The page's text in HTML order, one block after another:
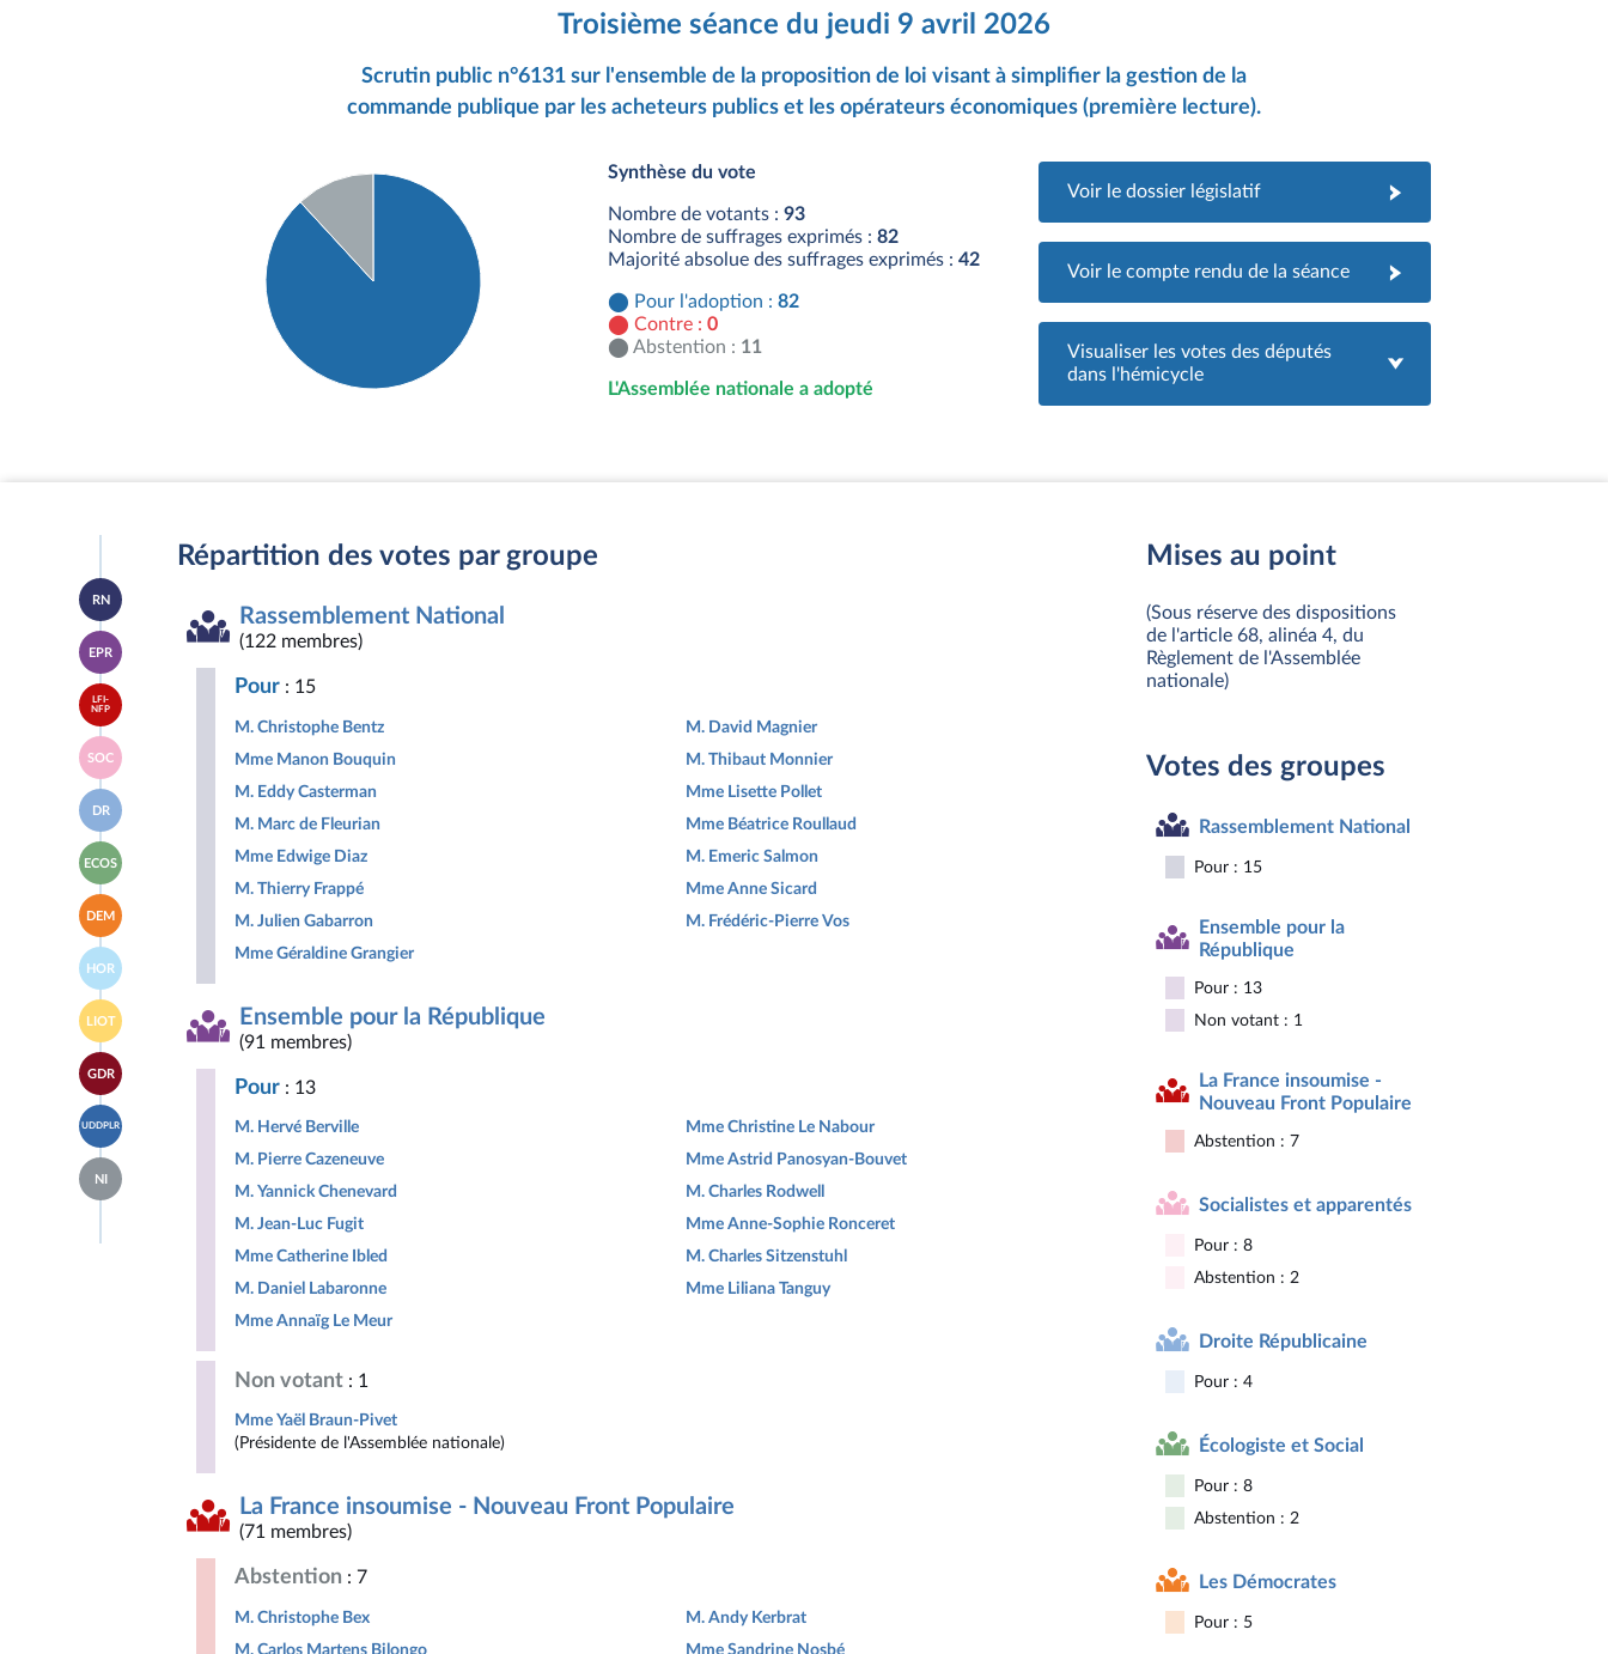
Troisième séance du jeudi 9 avril 2026
Scrutin public n°6131 sur l'ensemble de la proposition de loi visant à simplifier la gestion de la
commande publique par les acheteurs publics et les opérateurs économiques (première lecture).
Synthèse du vote
Nombre de votants : 93
Nombre de suffrages exprimés : 82
Majorité absolue des suffrages exprimés : 42
Pour l'adoption : 82
Contre : 0
Abstention : 11
L'Assemblée nationale a adopté
Voir le dossier législatif
Voir le compte rendu de la séance
Visualiser les votes des députés
dans l'hémicycle
Accéder
à la
page
du
groupe
Rassemblement
National
RN
Accéder
à la
page
du
groupe
Ensemble
pour
la
République
EPR
Accéder
à la
page
du
groupe
La
France
insoumise
-
Nouveau
Front
Populaire
LFI-
NFP
Accéder
à la
page
du
groupe
Socialistes
et
apparentés
SOC
Accéder
à la
page
du
groupe
Droite
Républicaine
DR
Accéder
à la
page
du
groupe
Écologiste
et
Social
ECOS
Accéder
à la
page
du
groupe
Les
Démocrates
DEM
Accéder
à la
page
du
groupe
Horizons
&
Indépendants
HOR
Accéder
à la
page
du
groupe
Libertés,
Indépendants,
Outre-
mer
et
Territoires
LIOT
Accéder
à la
page
du
groupe
Gauche
Démocrate
et
GDR
Accéder
à la
page
du
groupe
droites
UDDPLR
Accéder
à la
page
groupe
NI
Répartition des votes par groupe
Rassemblement National
(122 membres)
Pour : 15
M. Christophe Bentz
Mme Manon Bouquin
M. Eddy Casterman
M. Marc de Fleurian
Mme Edwige Diaz
M. Thierry Frappé
M. Julien Gabarron
Mme Géraldine Grangier
M. David Magnier
M. Thibaut Monnier
Mme Lisette Pollet
Mme Béatrice Roullaud
M. Emeric Salmon
Mme Anne Sicard
M. Frédéric-Pierre Vos
Ensemble pour la République
(91 membres)
Pour : 13
M. Hervé Berville
M. Pierre Cazeneuve
M. Yannick Chenevard
M. Jean-Luc Fugit
Mme Catherine Ibled
M. Daniel Labaronne
Mme Annaïg Le Meur
Mme Christine Le Nabour
Mme Astrid Panosyan-Bouvet
M. Charles Rodwell
Mme Anne-Sophie Ronceret
M. Charles Sitzenstuhl
Mme Liliana Tanguy
Non votant : 1
Mme Yaël Braun-Pivet
(Présidente de l'Assemblée nationale)
La France insoumise - Nouveau Front Populaire
(71 membres)
Abstention : 7
M. Christophe Bex
M. Carlos Martens Bilongo
M. Andy Kerbrat
Mme Sandrine Nosbé
Mises au point
(Sous réserve des dispositions
de l'article 68, alinéa 4, du
Règlement de l'Assemblée
nationale)
Votes des groupes
Rassemblement National
Pour : 15
Ensemble pour la
République
Pour : 13
Non votant : 1
La France insoumise -
Nouveau Front Populaire
Abstention : 7
Socialistes et apparentés
Pour : 8
Abstention : 2
Droite Républicaine
Pour : 4
Écologiste et Social
Pour : 8
Abstention : 2
Les Démocrates
Pour : 5